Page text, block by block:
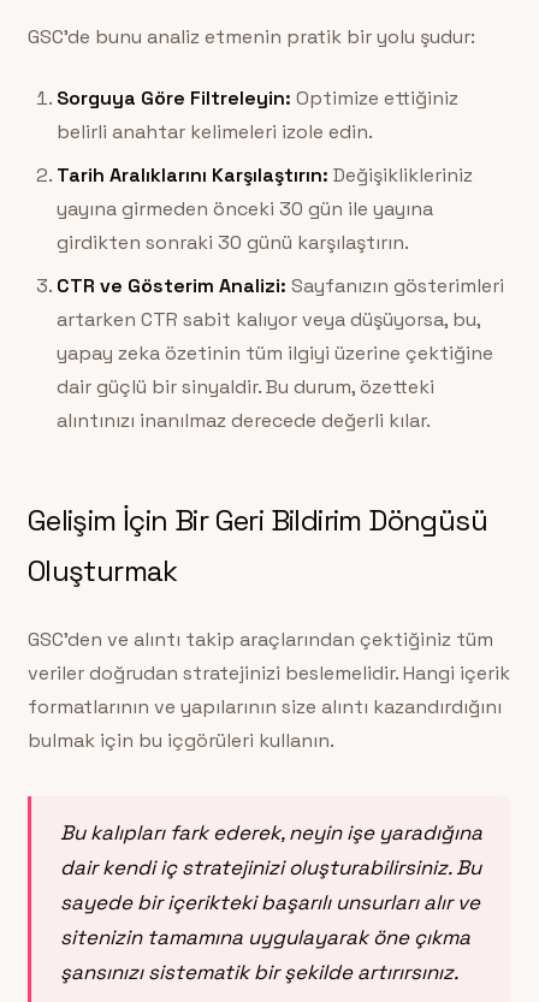
GSC’de bunu analiz etmenin pratik bir yolu şudur:
Sorguya Göre Filtreleyin: Optimize ettiğiniz
belirli anahtar kelimeleri izole edin.
Tarih Aralıklarını Karşılaştırın: Değişiklikleriniz
yayına girmeden önceki 30 gün ile yayına
girdikten sonraki 30 günü karşılaştırın.
CTR ve Gösterim Analizi: Sayfanızın gösterimleri
artarken CTR sabit kalıyor veya düşüyorsa, bu,
yapay zeka özetinin tüm ilgiyi üzerine çektiğine
dair güçlü bir sinyaldir. Bu durum, özetteki
alıntınızı inanılmaz derecede değerli kılar.
Gelişim İçin Bir Geri Bildirim Döngüsü
Oluşturmak
GSC’den ve alıntı takip araçlarından çektiğiniz tüm
veriler doğrudan stratejinizi beslemelidir. Hangi içerik
formatlarının ve yapılarının size alıntı kazandırdığını
bulmak için bu içgörüleri kullanın.
Bu kalıpları fark ederek, neyin işe yaradığına
dair kendi iç stratejinizi oluşturabilirsiniz. Bu
sayede bir içerikteki başarılı unsurları alır ve
sitenizin tamamına uygulayarak öne çıkma
şansınızı sistematik bir şekilde artırırsınız.